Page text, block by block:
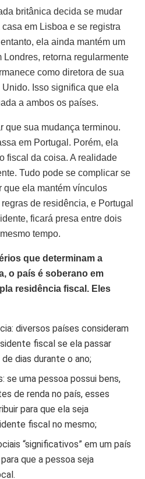
britânica decida se mudar
em Lisboa e se registra
ela ainda mantém um
Londres, retorna regularmente
como diretora de sua
Isso significa que ela
a ambos os países.
que sua mudança terminou.
em Portugal. Porém, ela
fiscal da coisa. A realidade
Tudo pode se complicar se
ela mantém vínculos
de residência, e Portugal
ficará presa entre dois
tempo.
que determinam a
o país é soberano em
residência fiscal. Eles
diversos países consideram
fiscal se ela passar
dias durante o ano;
se uma pessoa possui bens,
de renda no país, esses
para que ela seja
fiscal no mesmo;
“significativos” em um país
que a pessoa seja